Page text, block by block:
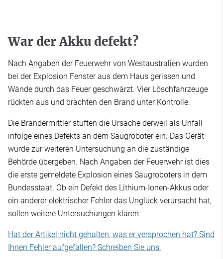
War der Akku defekt?
Nach Angaben der Feuerwehr von Westaustralien wurden
bei der Explosion Fenster aus dem Haus gerissen und
Wände durch das Feuer geschwärzt. Vier Löschfahrzeuge
rückten aus und brachten den Brand unter Kontrolle.
Die Brandermittler stuften die Ursache derweil als Unfall
infolge eines Defekts an dem Saugroboter ein. Das Gerät
wurde zur weiteren Untersuchung an die zuständige
Behörde übergeben. Nach Angaben der Feuerwehr ist dies
die erste gemeldete Explosion eines Saugroboters in dem
Bundesstaat. Ob ein Defekt des Lithium-Ionen-Akkus oder
ein anderer elektrischer Fehler das Unglück verursacht hat,
sollen weitere Untersuchungen klären.
Hat der Artikel nicht gehalten, was er versprochen hat? Sind
Ihnen Fehler aufgefallen? Schreiben Sie uns.